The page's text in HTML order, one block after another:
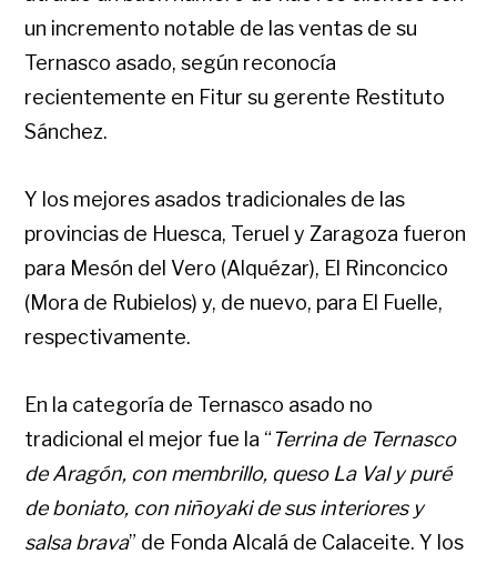
un incremento notable de las ventas de su
Ternasco asado, según reconocía
recientemente en Fitur su gerente Restituto
Sánchez.
Y los mejores asados tradicionales de las
provincias de Huesca, Teruel y Zaragoza fueron
para Mesón del Vero (Alquézar), El Rinconcico
(Mora de Rubielos) y, de nuevo, para El Fuelle,
respectivamente.
En la categoría de Ternasco asado no
tradicional el mejor fue la “Terrina de Ternasco
de Aragón, con membrillo, queso La Val y puré
de boniato, con niñoyaki de sus interiores y
salsa brava” de Fonda Alcalá de Calaceite. Y los